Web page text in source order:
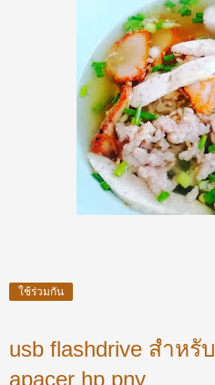
ใช้ร่วมกัน
usb flashdrive สำหรั
apacer hp pny